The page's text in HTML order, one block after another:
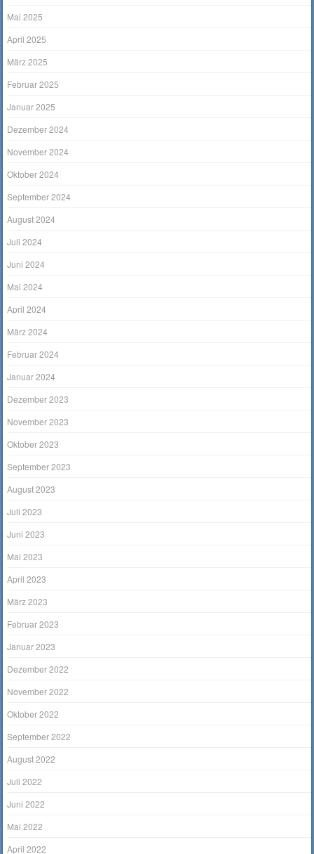
Mai 2025
April 2025
März 2025
Februar 2025
Januar 2025
Dezember 2024
November 2024
Oktober 2024
September 2024
August 2024
Juli 2024
Juni 2024
Mai 2024
April 2024
März 2024
Februar 2024
Januar 2024
Dezember 2023
November 2023
Oktober 2023
September 2023
August 2023
Juli 2023
Juni 2023
Mai 2023
April 2023
März 2023
Februar 2023
Januar 2023
Dezember 2022
November 2022
Oktober 2022
September 2022
August 2022
Juli 2022
Juni 2022
Mai 2022
April 2022